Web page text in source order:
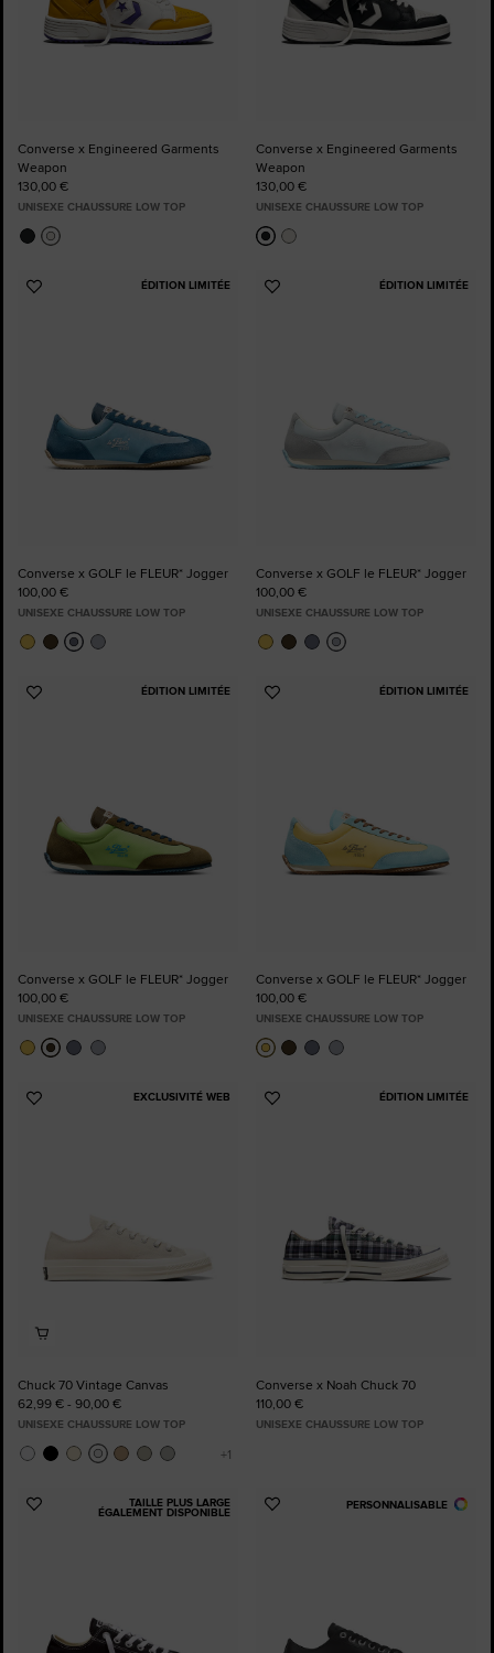
Converse x Engineered Garments
Weapon
130,00 €
UNISEXE CHAUSSURE LOW TOP
Converse x Engineered Garments
Weapon
130,00 €
UNISEXE CHAUSSURE LOW TOP
ÉDITION LIMITÉE
Ajouter
Converse x GOLF le FLEUR* Jogger
100,00 €
UNISEXE CHAUSSURE LOW TOP
ÉDITION LIMITÉE
Ajouter
Converse x GOLF le FLEUR* Jogger
100,00 €
UNISEXE CHAUSSURE LOW TOP
ÉDITION LIMITÉE
Ajouter
Converse x GOLF le FLEUR* Jogger
100,00 €
UNISEXE CHAUSSURE LOW TOP
ÉDITION LIMITÉE
Ajouter
Converse x GOLF le FLEUR* Jogger
100,00 €
UNISEXE CHAUSSURE LOW TOP
EXCLUSIVITÉ WEB
Ajouter
Chuck 70 Vintage Canvas
62,99 € - 90,00 €
UNISEXE CHAUSSURE LOW TOP
ÉDITION LIMITÉE
Ajouter
Converse x Noah Chuck 70
110,00 €
UNISEXE CHAUSSURE LOW TOP
TAILLE PLUS LARGE
ÉGALEMENT DISPONIBLE
Ajouter
PERSONNALISABLE
Ajouter